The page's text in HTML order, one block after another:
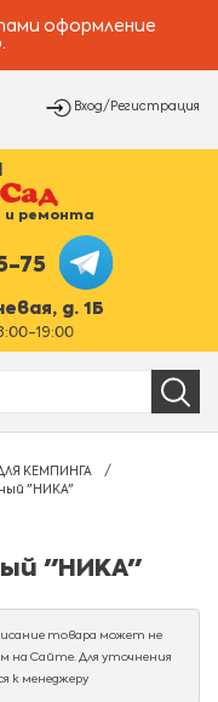
оформление
Вход/Регистрация
и ремонта
75
д. 1Б
19:00
КЕМПИНГА
"НИКА"
"НИКА"
товара может не
на Сайте. Для уточнения
к менеджеру